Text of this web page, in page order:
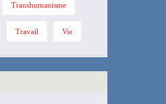
Transhumanisme
Travail Vie